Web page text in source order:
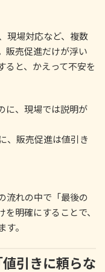
現場対応など、複数
販売促進だけが浮い
ると、かえって不安を
に、現場では説明が
、販売促進は値引き
流れの中で「最後の
明確にすることで、
。
引きに頼らな